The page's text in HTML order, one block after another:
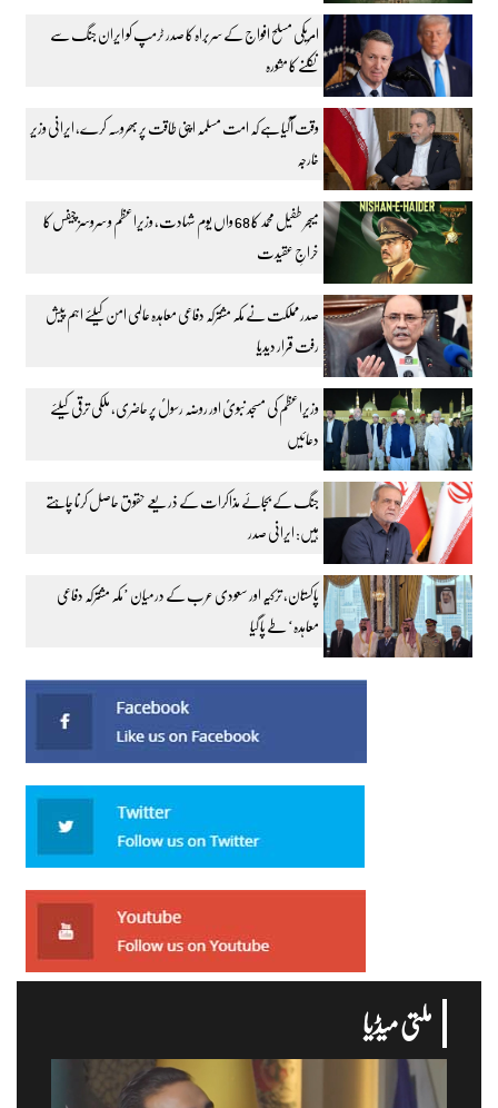
امریکی مسلح افواج کے سربراہ کا صدر ٹرمپ کو ایران جنگ سے
نکلنے کا مشورہ
وقت آگیا ہے کہ امت مسلمہ اپنی طاقت پر بھروسہ کرے، ایرانی وزیر
خارجہ
میجر طفیل محمد کا 68 واں یوم شہادت، وزیراعظم و سروسز چیفس کا
خراجِ عقیدت
صدر مملکت نے مکہ مشترکہ دفاعی معاہدہ عالمی امن کیلئے اہم پیش
رفت قرار دیدیا
وزیراعظم کی مسجد نبویؐ اور روضہ رسولؐ پر حاضری، ملکی ترقی کیلئے
دعائیں
جنگ کے بجائے مذاکرات کے ذریعے حقوق حاصل کرنا چاہتے
ہیں: ایرانی صدر
پاکستان، ترکیہ اور سعودی عرب کے درمیان ’مکہ مشترکہ دفاعی
معاہدہ‘ طے پا گیا
ملتی میڈیا